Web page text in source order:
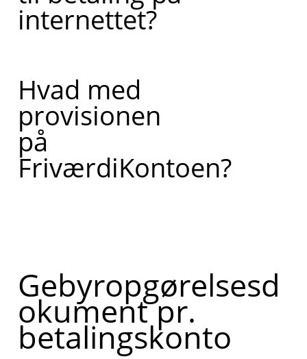
internettet?
Hvad med
provisionen
på
FriværdiKontoen?
Gebyropgørelsesd
okument pr.
betalingskonto